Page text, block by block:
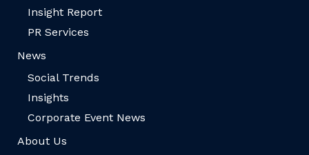
Insight Report
PR Services
News
Social Trends
Insights
Corporate Event News
About Us